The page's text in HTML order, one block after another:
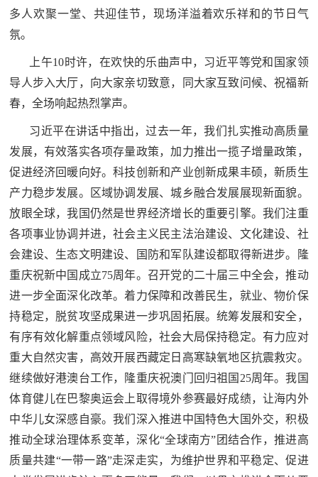
多人欢聚一堂、共迎佳节，现场洋溢着欢乐祥和的节日气
氛。
上午10时许，在欢快的乐曲声中，习近平等党和国家领
导人步入大厅，向大家亲切致意，同大家互致问候、祝福新
春，全场响起热烈掌声。
习近平在讲话中指出，过去一年，我们扎实推动高质量
发展，有效落实各项存量政策，加力推出一揽子增量政策，
促进经济回暖向好。科技创新和产业创新成果丰硕，新质生
产力稳步发展。区域协调发展、城乡融合发展展现新面貌。
放眼全球，我国仍然是世界经济增长的重要引擎。我们注重
各项事业协调并进，社会主义民主法治建设、文化建设、社
会建设、生态文明建设、国防和军队建设都取得新进步。隆
重庆祝新中国成立75周年。召开党的二十届三中全会，推动
进一步全面深化改革。着力保障和改善民生，就业、物价保
持稳定，脱贫攻坚成果进一步巩固拓展。统筹发展和安全，
有序有效化解重点领域风险，社会大局保持稳定。有力应对
重大自然灾害，高效开展西藏定日高寒缺氧地区抗震救灾。
继续做好港澳台工作，隆重庆祝澳门回归祖国25周年。我国
体育健儿在巴黎奥运会上取得境外参赛最好成绩，让海内外
中华儿女深感自豪。我们深入推进中国特色大国外交，积极
推动全球治理体系变革，深化“全球南方”团结合作，推进高
质量共建“一带一路”走深走实，为维护世界和平稳定、促进